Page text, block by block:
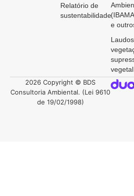
Relatório de
sustentabilidade
e
vegetal
2026 Copyright © BDS
Consultoria Ambiental. (Lei 9610
de 19/02/1998)